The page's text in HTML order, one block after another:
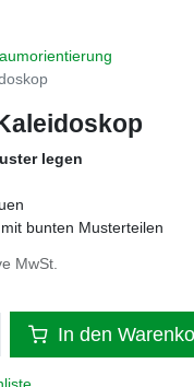
legen
bunten Musterteilen
MwSt.
In den